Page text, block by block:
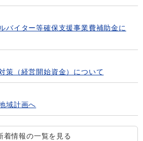
バイター等確保支援事業費補助金に
策（経営開始資金）について
域計画へ
着情報の一覧を見る